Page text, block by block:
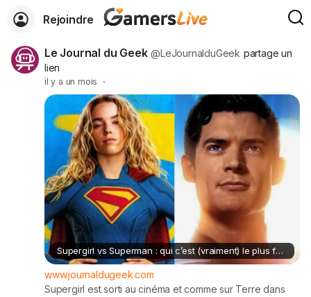
Rejoindre
Le Journal du Geek @LeJournalduGeek partage un
lien
il y a un mois ·
Supergirl vs Superman : qui c’est (vraiment) le plus fort ?
www.journaldugeek.com
Supergirl est sorti au cinéma et comme sur Terre dans